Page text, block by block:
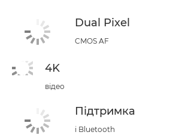
Dual Pixel
CMOS AF
4K
відео
Підтримка
і Bluetooth